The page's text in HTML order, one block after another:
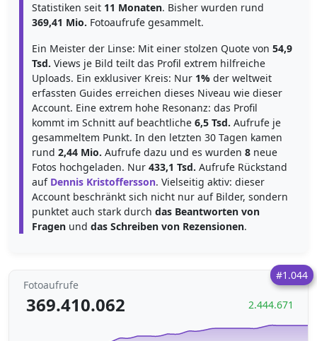
Statistiken seit 11 Monaten. Bisher wurden rund
369,41 Mio. Fotoaufrufe gesammelt.
Ein Meister der Linse: Mit einer stolzen Quote von 54,9
Tsd. Views je Bild teilt das Profil extrem hilfreiche
Uploads. Ein exklusiver Kreis: Nur 1% der weltweit
erfassten Guides erreichen dieses Niveau wie dieser
Account. Eine extrem hohe Resonanz: das Profil
kommt im Schnitt auf beachtliche 6,5 Tsd. Aufrufe je
gesammeltem Punkt. In den letzten 30 Tagen kamen
rund 2,44 Mio. Aufrufe dazu und es wurden 8 neue
Fotos hochgeladen. Nur 433,1 Tsd. Aufrufe Rückstand
auf Dennis Kristoffersson. Vielseitig aktiv: dieser
Account beschränkt sich nicht nur auf Bilder, sondern
punktet auch stark durch das Beantworten von
Fragen und das Schreiben von Rezensionen.
#1.044
Fotoaufrufe
369.410.062 2.444.671